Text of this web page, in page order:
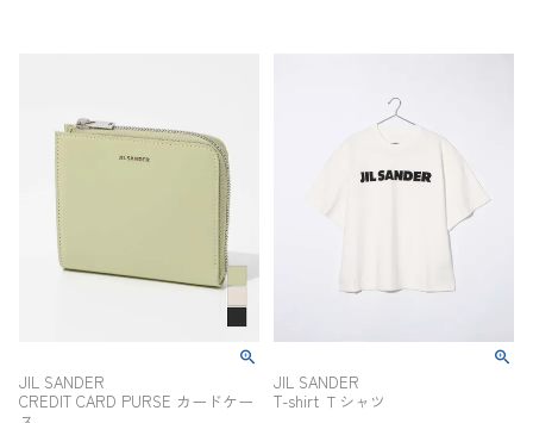
JIL SANDER
CREDIT CARD PURSE カードケー
JIL SANDER
T-shirt Ｔシャツ